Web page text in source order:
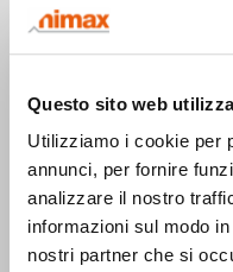
Questo sito web
Utilizziamo i cookie per
annunci, per fornire
analizzare il nostro
informazioni sul modo
nostri partner che si